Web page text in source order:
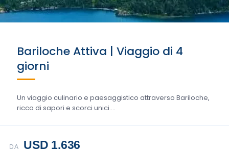
Bariloche Attiva | Viaggio di 4
giorni
Un viaggio culinario e paesaggistico attraverso Bariloche,
ricco di sapori e scorci unici....
DA USD 1.636